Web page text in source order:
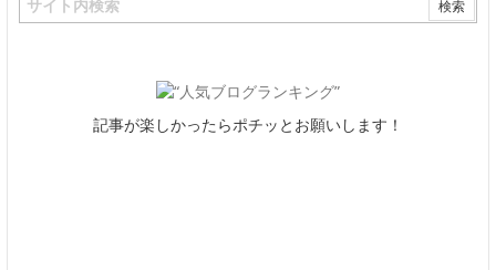
記事が楽しかったらポチッとお願いします！